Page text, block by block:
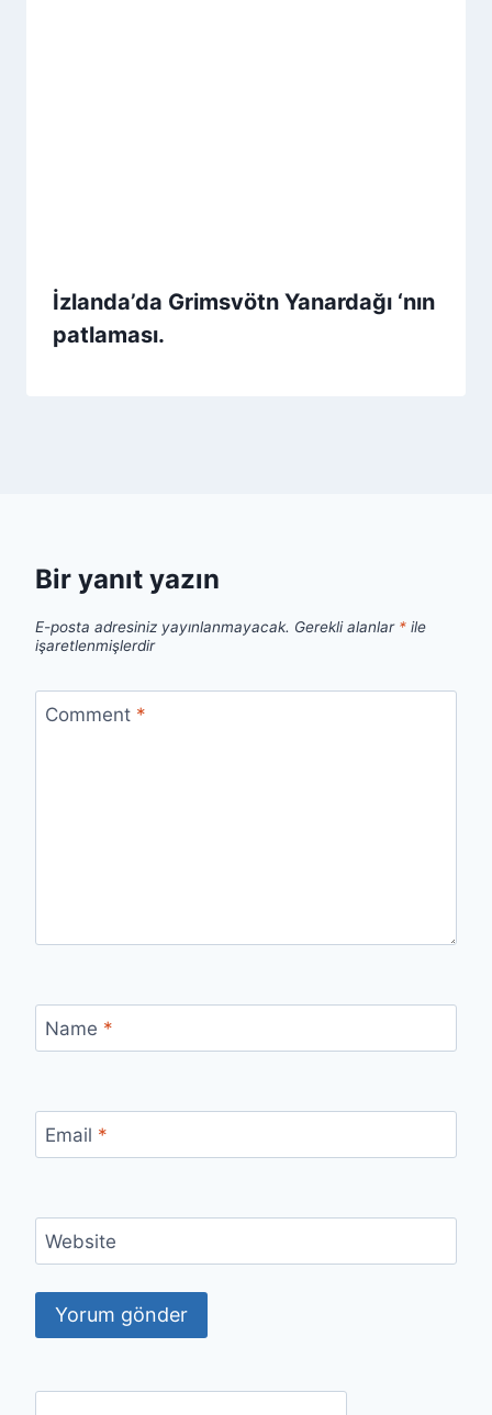
İzlanda’da Grimsvötn Yanardağı ‘nın
patlaması.
Bir yanıt yazın
E-posta adresiniz yayınlanmayacak. Gerekli alanlar * ile
işaretlenmişlerdir
Comment *
Name *
Email *
Website